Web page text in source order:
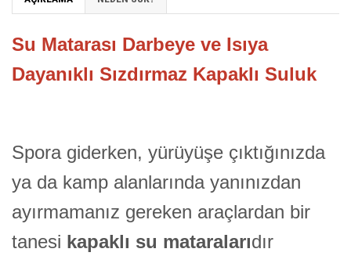
Su Matarası Darbeye ve Isıya
Dayanıklı Sızdırmaz Kapaklı Suluk
Spora giderken, yürüyüşe çıktığınızda
ya da kamp alanlarında yanınızdan
ayırmamanız gereken araçlardan bir
tanesi kapaklı su mataralarıdır